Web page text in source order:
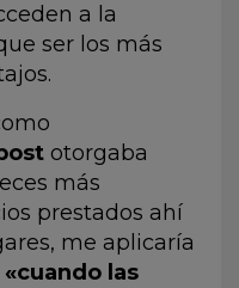
a la
ser los más
otorgaba
más
prestados ahí
me aplicaría
«cuando las